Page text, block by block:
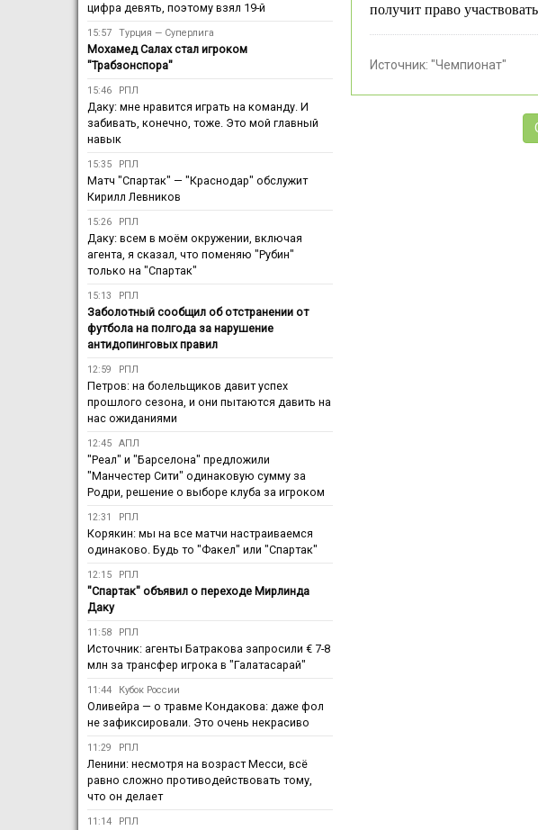
получит право
Источник: "Чемпионат"
цифра девять, поэтому взял 19-й
15:57 Турция — Суперлига
Мохамед Салах стал игроком
"Трабзонспора"
15:46 РПЛ
Даку: мне нравится играть на команду. И
забивать, конечно, тоже. Это мой главный
навык
15:35 РПЛ
Матч "Спартак" — "Краснодар" обслужит
Кирилл Левников
15:26 РПЛ
Даку: всем в моём окружении, включая
агента, я сказал, что поменяю "Рубин"
только на "Спартак"
15:13 РПЛ
Заболотный сообщил об отстранении от
футбола на полгода за нарушение
антидопинговых правил
12:59 РПЛ
Петров: на болельщиков давит успех
прошлого сезона, и они пытаются давить на
нас ожиданиями
12:45 АПЛ
"Реал" и "Барселона" предложили
"Манчестер Сити" одинаковую сумму за
Родри, решение о выборе клуба за игроком
12:31 РПЛ
Корякин: мы на все матчи настраиваемся
одинаково. Будь то "Факел" или "Спартак"
12:15 РПЛ
"Спартак" объявил о переходе Мирлинда
Даку
11:58 РПЛ
Источник: агенты Батракова запросили € 7-8
млн за трансфер игрока в "Галатасарай"
11:44 Кубок России
Оливейра — о травме Кондакова: даже фол
не зафиксировали. Это очень некрасиво
11:29 РПЛ
Ленини: несмотря на возраст Месси, всё
равно сложно противодействовать тому,
что он делает
11:14 РПЛ